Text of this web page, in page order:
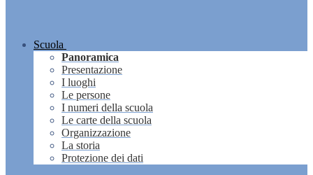
Scuola
Panoramica
Presentazione
I luoghi
Le persone
I numeri della scuola
Le carte della scuola
Organizzazione
La storia
Protezione dei dati